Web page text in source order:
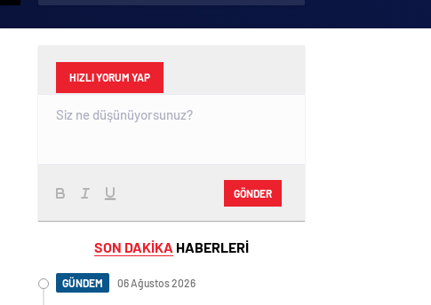
Abu Dabi’deki 144 katlı
gökdelen böyle yıkıldı
HIZLI YORUM YAP
GÖNDER
SON DAKİKA HABERLERİ
GÜNDEM 06 Ağustos 2026